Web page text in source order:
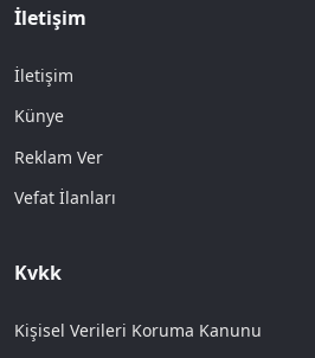
İletişim
İletişim
Künye
Reklam Ver
Vefat İlanları
Kvkk
Kişisel Verileri Koruma Kanunu